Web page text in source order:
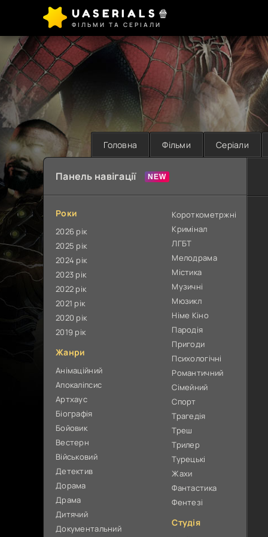
UASERIALS🍿
ФІЛЬМИ ТА СЕРІАЛИ
Головна Фільми Серіали
Панель навігації
Роки
2026 рік
2025 рік
2024 рік
2023 рік
2022 рік
2021 рік
2020 рік
2019 рік
Жанри
Анімаційний
Апокаліпсис
Артхаус
Біографія
Бойовик
Вестерн
Військовий
Детектив
Дорама
Драма
Дитячий
Документальний
Короткометржні
Кримінал
ЛГБТ
Мелодрама
Містика
Музичні
Мюзикл
Німе Кіно
Пародія
Пригоди
Психологічні
Романтичний
Сімейний
Спорт
Трагедія
Треш
Трилер
Турецькі
Жахи
Фантастика
Фентезі
Студія